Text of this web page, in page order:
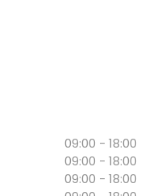
09:00 - 18:00
09:00 - 18:00
09:00 - 18:00